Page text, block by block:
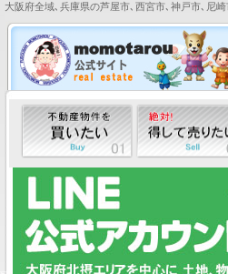
大阪府全域､兵庫県の芦屋市､西宮市､神戸市､尼